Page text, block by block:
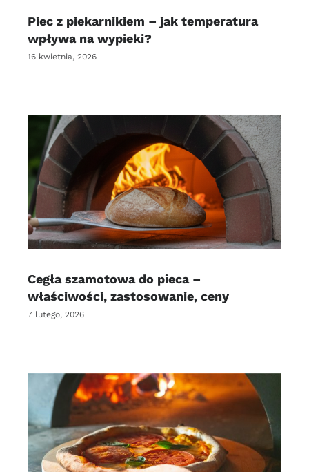
Piec z piekarnikiem – jak temperatura
wpływa na wypieki?
16 kwietnia, 2026
Cegła szamotowa do pieca –
właściwości, zastosowanie, ceny
7 lutego, 2026